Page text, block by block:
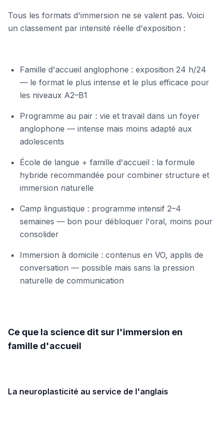
Tous les formats d'immersion ne se valent pas. Voici
un classement par intensité réelle d'exposition :
Famille d'accueil anglophone : exposition 24 h/24
— le format le plus intense et le plus efficace pour
les niveaux A2–B1
Programme au pair : vie et travail dans un foyer
anglophone — intense mais moins adapté aux
adolescents
École de langue + famille d'accueil : la formule
hybride recommandée pour combiner structure et
immersion naturelle
Camp linguistique : programme intensif 2–4
semaines — bon pour débloquer l'oral, moins pour
consolider
Immersion à domicile : contenus en VO, applis de
conversation — possible mais sans la pression
naturelle de communication
Ce que la science dit sur l'immersion en
famille d'accueil
La neuroplasticité au service de l'anglais